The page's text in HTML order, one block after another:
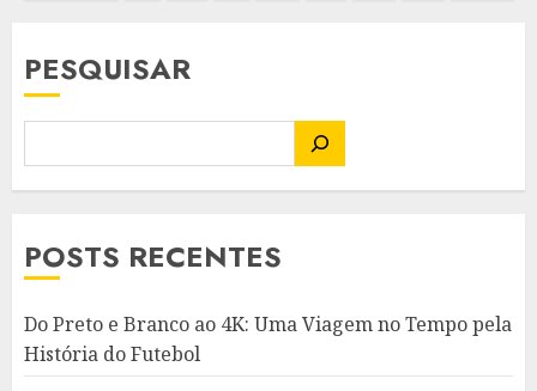
posts
PESQUISAR
POSTS RECENTES
Do Preto e Branco ao 4K: Uma Viagem no Tempo pela
História do Futebol